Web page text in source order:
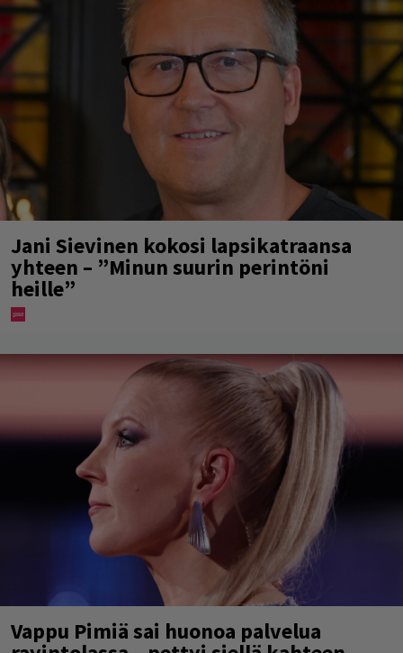
Jani Sievinen kokosi lapsikatraansa
yhteen – ”Minun suurin perintöni
heille”
Vappu Pimiä sai huonoa palvelua